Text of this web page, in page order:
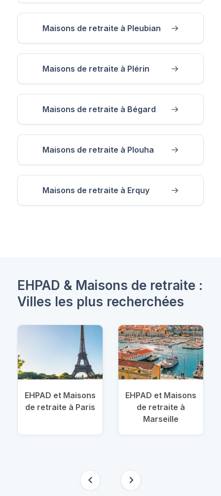
Maisons de retraite à Pleubian
Maisons de retraite à Plérin
Maisons de retraite à Bégard
Maisons de retraite à Plouha
Maisons de retraite à Erquy
EHPAD & Maisons de retraite :
Villes les plus recherchées
EHPAD et Maisons
de retraite à Paris
EHPAD et Maisons
de retraite à
Marseille